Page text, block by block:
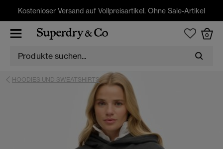
Kostenloser Versand auf Vollpreisartikel. Ohne Sale-Artikel
0
HOODIES UND SWEATSHIRTS